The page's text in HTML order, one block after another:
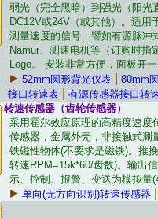
弱光（完全黑暗）到强光（阳光
DC12V或24V（或其他）。适
测量速度的信号，譬如有源脉冲
Namur、测速电机等（订购时
Logo。 安装非常方便，面板开
► 52mm圆形背光仪表 80mm
接口转速表
有源传感器接口转
转速传感器（齿轮传感器）
采用霍尔效应原理的高精度速度
传感器，金属外壳，非接触式测
铁磁性物体(不要求是磁铁)。推
转速RPM=15k*60/齿数)。输出
示、控制、报警、变送为模拟量
► 单向(无方向识别)转速传感器